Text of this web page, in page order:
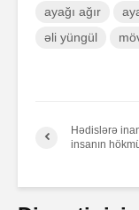
ayağı ağır
əli yüngül
Hədislərə
insanın